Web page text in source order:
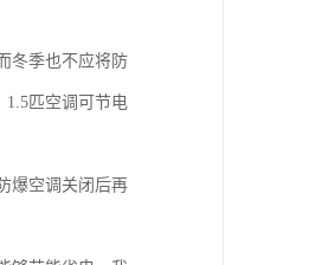
冬季也不应将防
匹空调可节电
爆空调关闭后再